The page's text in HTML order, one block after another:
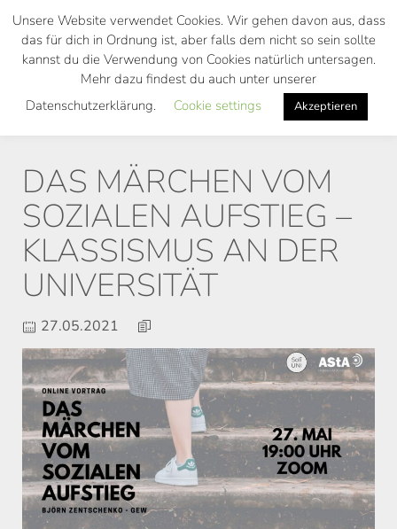
Skip
main
DAS MÄRCHEN VOM
SOZIALEN AUFSTIEG –
KLASSISMUS AN DER
UNIVERSITÄT
27.05.2021
Unsere Website verwendet Cookies. Wir gehen davon aus, dass
das für dich in Ordnung ist, aber falls dem nicht so sein sollte
kannst du die Verwendung von Cookies natürlich untersagen.
Mehr dazu findest du auch unter unserer
Datenschutzerklärung.
Cookie settings Akzeptieren